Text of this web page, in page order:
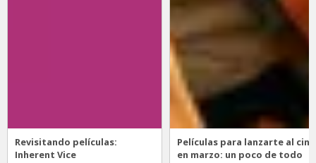
Revisitando películas:
Inherent Vice
Películas para lanzarte al cine
en marzo: un poco de todo